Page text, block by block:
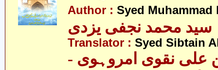
Author : Syed Muhammad
سید محمد نجفی یزدی
Translator : Syed Sibtain
علی نقوی امروہوی